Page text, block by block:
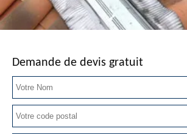
Demande de devis gratuit